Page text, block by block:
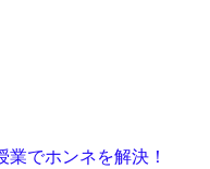
業でホンネを解決！